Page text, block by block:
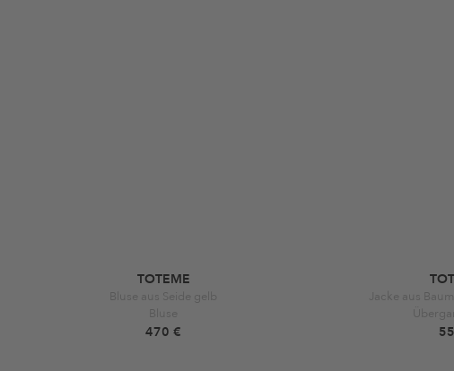
TOTEME
Bluse aus Seide gelb
Bluse
470 €
Jacke aus